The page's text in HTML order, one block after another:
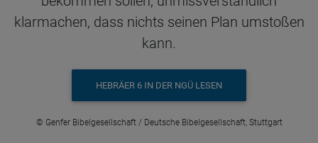
klarmachen, dass nichts seinen Plan umstoßen
kann.
HEBRÄER 6 IN DER NGÜ LESEN
© Genfer Bibelgesellschaft / Deutsche Bibelgesellschaft, Stuttgart